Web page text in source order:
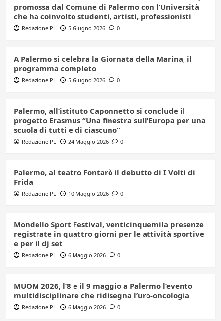
promossa dal Comune di Palermo con l’Università
che ha coinvolto studenti, artisti, professionisti
Redazione PL 5 Giugno 2026 0
A Palermo si celebra la Giornata della Marina, il
programma completo
Redazione PL 5 Giugno 2026 0
Palermo, all’istituto Caponnetto si conclude il
progetto Erasmus “Una finestra sull’Europa per una
scuola di tutti e di ciascuno”
Redazione PL 24 Maggio 2026 0
Palermo, al teatro Fontarò il debutto di I Volti di
Frida
Redazione PL 10 Maggio 2026 0
Mondello Sport Festival, venticinquemila presenze
registrate in quattro giorni per le attività sportive
e per il dj set
Redazione PL 6 Maggio 2026 0
MUOM 2026, l’8 e il 9 maggio a Palermo l’evento
multidisciplinare che ridisegna l’uro-oncologia
Redazione PL 6 Maggio 2026 0